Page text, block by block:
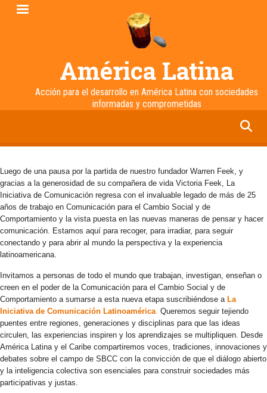
Pasar
América Latina
Acción para el desarrollo en América Latina con sociedades
informadas y comprometidas
Luego de una pausa por la partida de nuestro fundador Warren Feek, y
gracias a la generosidad de su compañera de vida Victoria Feek, La
Iniciativa de Comunicación regresa con el invaluable legado de más de 25
años de trabajo en Comunicación para el Cambio Social y de
Comportamiento y la vista puesta en las nuevas maneras de pensar y hacer
comunicación. Estamos aquí para recoger, para irradiar, para seguir
conectando y para abrir al mundo la perspectiva y la experiencia
latinoamericana.
Invitamos a personas de todo el mundo que trabajan, investigan, enseñan o
creen en el poder de la Comunicación para el Cambio Social y de
Comportamiento a sumarse a esta nueva etapa suscribiéndose a La
Iniciativa de Comunicación Latinoamérica. Queremos seguir tejiendo
puentes entre regiones, generaciones y disciplinas para que las ideas
circulen, las experiencias inspiren y los aprendizajes se multipliquen. Desde
América Latina y el Caribe compartiremos voces, tradiciones, innovaciones y
debates sobre el campo de SBCC con la convicción de que el diálogo abierto
y la inteligencia colectiva son esenciales para construir sociedades más
participativas y justas.